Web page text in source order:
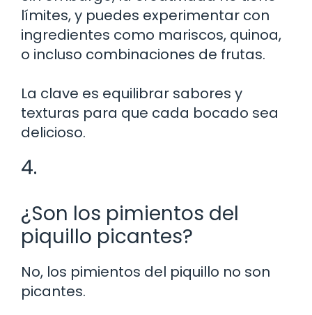
límites, y puedes experimentar con
ingredientes como mariscos, quinoa,
o incluso combinaciones de frutas.
La clave es equilibrar sabores y
texturas para que cada bocado sea
delicioso.
4.
¿Son los pimientos del
piquillo picantes?
No, los pimientos del piquillo no son
picantes.